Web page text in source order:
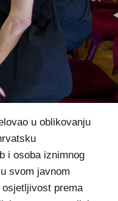
u oblikovanju
i osoba iznimnog
svom javnom
osjetljivost prema